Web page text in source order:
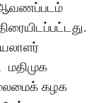
ஆவணப்படம்
மதிமுக
கழக